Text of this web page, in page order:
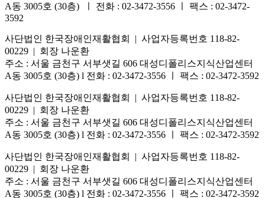
A동 3005호 (30층) ㅣ 전화 : 02-3472-3556 ㅣ 팩스 : 02-3472-
3592
사단법인 한국장애인재활협회 | 사업자등록번호 118-82-
00229 | 회장 나운환
주소 : 서울 금천구 서부샛길 606 대성디폴리스지식산업센터
A동 3005호 (30층) l 전화 : 02-3472-3556 ㅣ 팩스 : 02-3472-3592
사단법인 한국장애인재활협회 | 사업자등록번호 118-82-
00229 | 회장 나운환
주소 : 서울 금천구 서부샛길 606 대성디폴리스지식산업센터
A동 3005호 (30층) l 전화 : 02-3472-3556 ㅣ 팩스 : 02-3472-3592
사단법인 한국장애인재활협회 | 사업자등록번호 118-82-
00229 | 회장 나운환
주소 : 서울 금천구 서부샛길 606 대성디폴리스지식산업센터
A동 3005호 (30층) l 전화 : 02-3472-3556 ㅣ 팩스 : 02-3472-3592